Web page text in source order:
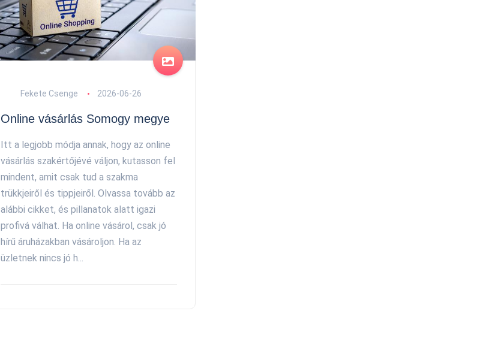
Fekete Csenge 2026-06-26
Online vásárlás Somogy megye
Itt a legjobb módja annak, hogy az online
vásárlás szakértőjévé váljon, kutasson fel
mindent, amit csak tud a szakma
trükkjeiről és tippjeiről. Olvassa tovább az
alábbi cikket, és pillanatok alatt igazi
profivá válhat. Ha online vásárol, csak jó
hírű áruházakban vásároljon. Ha az
üzletnek nincs jó h...